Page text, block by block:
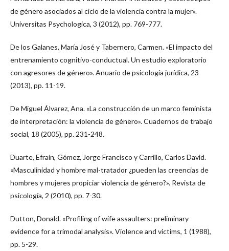
de género asociados al ciclo de la violencia contra la mujer».
Universitas Psychologica, 3 (2012), pp. 769-777.
De los Galanes, María José y Tabernero, Carmen. «El impacto del
entrenamiento cognitivo-conductual. Un estudio exploratorio
con agresores de género». Anuario de psicología jurídica, 23
(2013), pp. 11-19.
De Miguel Álvarez, Ana. «La construcción de un marco feminista
de interpretación: la violencia de género». Cuadernos de trabajo
social, 18 (2005), pp. 231-248.
Duarte, Efraín, Gómez, Jorge Francisco y Carrillo, Carlos David.
«Masculinidad y hombre mal-tratador ¿pueden las creencias de
hombres y mujeres propiciar violencia de género?». Revista de
psicología, 2 (2010), pp. 7-30.
Dutton, Donald. «Profiling of wife assaulters: preliminary
evidence for a trimodal analysis». Violence and victims, 1 (1988),
pp. 5-29.